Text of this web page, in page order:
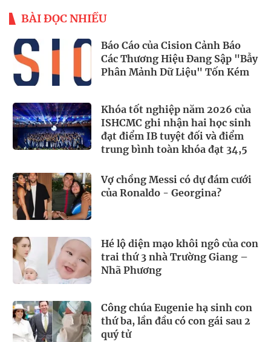
BÀI ĐỌC NHIỀU
Báo Cáo của Cision Cảnh Báo
Các Thương Hiệu Đang Sập "Bẫy
Phân Mảnh Dữ Liệu" Tốn Kém
Khóa tốt nghiệp năm 2026 của
ISHCMC ghi nhận hai học sinh
đạt điểm IB tuyệt đối và điểm
trung bình toàn khóa đạt 34,5
Vợ chồng Messi có dự đám cưới
của Ronaldo - Georgina?
Hé lộ diện mạo khôi ngô của con
trai thứ 3 nhà Trường Giang –
Nhã Phương
Công chúa Eugenie hạ sinh con
thứ ba, lần đầu có con gái sau 2
quý tử